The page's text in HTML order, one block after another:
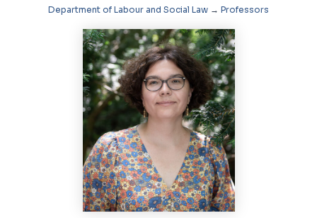
Department of Labour and Social Law → Professors